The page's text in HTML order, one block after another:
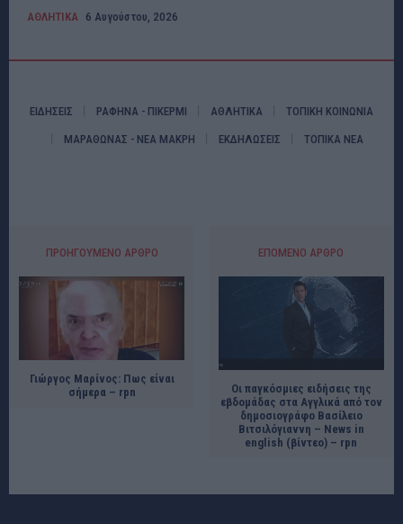
ΑΘΛΗΤΙΚΑ 6 Αυγούστου, 2026
ΕΙΔΗΣΕΙΣ ΡΑΦΗΝΑ - ΠΙΚΕΡΜΙ ΑΘΛΗΤΙΚΑ ΤΟΠΙΚΗ ΚΟΙΝΩΝΙΑ
ΜΑΡΑΘΩΝΑΣ - ΝΕΑ ΜΑΚΡΗ ΕΚΔΗΛΩΣΕΙΣ ΤΟΠΙΚΑ ΝΕΑ
ΠΡΟΗΓΟΎΜΕΝΟ ΆΡΘΡΟ
Γιώργος Μαρίνος: Πως είναι
σήμερα – rpn
ΕΠΌΜΕΝΟ ΆΡΘΡΟ
Οι παγκόσμιες ειδήσεις της
εβδομάδας στα Αγγλικά από τον
δημοσιογράφο Βασίλειο
Βιτσιλόγιαννη – Νews in
english (βίντεο) – rpn